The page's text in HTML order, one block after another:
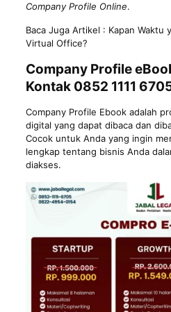
Company Profile Online.
Baca Juga Artikel : Kapan Waktu
Virtual Office?
Company Profile
Kontak 0852 1111
Company Profile Ebook adalah
digital yang dapat dibaca dan
Cocok untuk Anda yang ingin
lengkap tentang bisnis Anda
diakses.